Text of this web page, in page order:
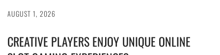
AUGUST 1, 2026
CREATIVE PLAYERS ENJOY UNIQUE ONLINE